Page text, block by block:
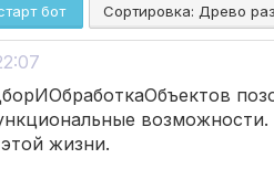
бот Сортировка: Древо
возможности.
жизни.